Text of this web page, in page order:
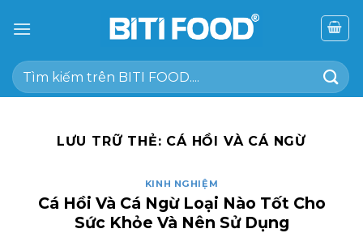
đến
dung
Tìm
kiếm:
LƯU TRỮ THẺ: CÁ HỒI VÀ CÁ NGỪ
KINH NGHIỆM
Cá Hồi Và Cá Ngừ Loại Nào Tốt Cho
Sức Khỏe Và Nên Sử Dụng